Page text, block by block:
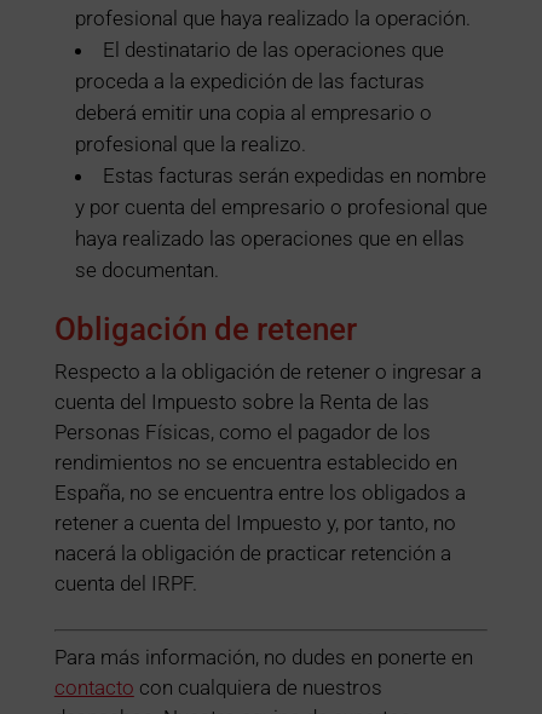
profesional que haya realizado la operación.
El destinatario de las operaciones que
proceda a la expedición de las facturas
deberá emitir una copia al empresario o
profesional que la realizo.
Estas facturas serán expedidas en nombre
y por cuenta del empresario o profesional que
haya realizado las operaciones que en ellas
se documentan.
Obligación de retener
Respecto a la obligación de retener o ingresar a
cuenta del Impuesto sobre la Renta de las
Personas Físicas, como el pagador de los
rendimientos no se encuentra establecido en
España, no se encuentra entre los obligados a
retener a cuenta del Impuesto y, por tanto, no
nacerá la obligación de practicar retención a
cuenta del IRPF.
Para más información, no dudes en ponerte en
contacto con cualquiera de nuestros